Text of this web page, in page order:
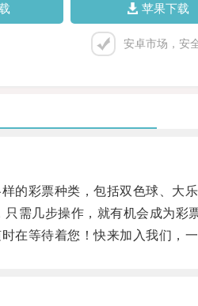
苹果下载
安卓市场，安
彩票种类，包括双色球、大乐
几步操作，就有机会成为彩票
等待着您！快来加入我们，一